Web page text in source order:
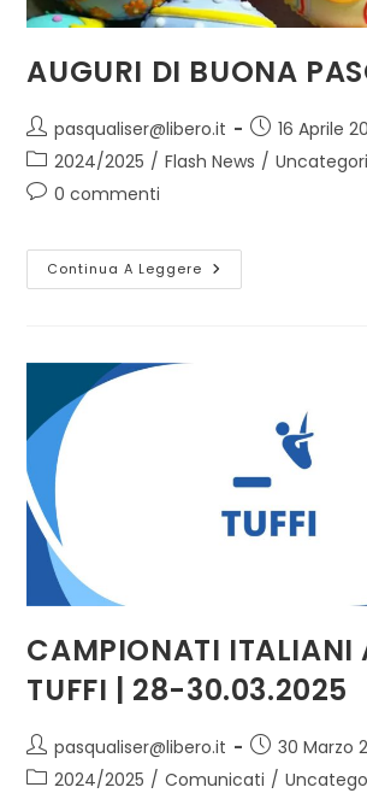
AUGURI DI BUONA
pasqualiser@libero.it
16 Aprile
2024/2025 / Flash News /
0 commenti
Continua A Leggere
CAMPIONATI ITALIANI
TUFFI | 28-30.03.2025
pasqualiser@libero.it
30 Marzo
2024/2025 / Comunicati /